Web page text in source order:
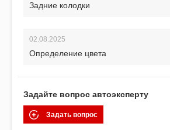
Задние колодки
02.08.2025
Определение цвета
Задайте вопрос автоэксперту
Задать вопрос